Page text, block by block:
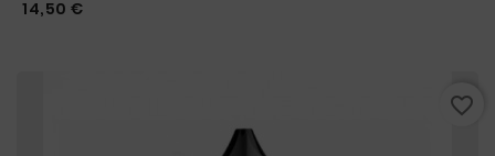
14,50 €
favorite_border